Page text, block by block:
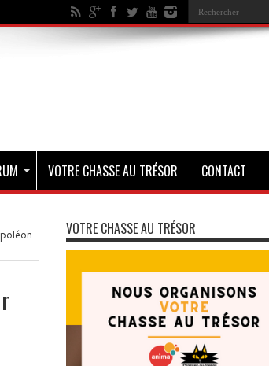
VOTRE CHASSE AU TRÉSOR CONTACT
VOTRE CHASSE AU TRÉSOR